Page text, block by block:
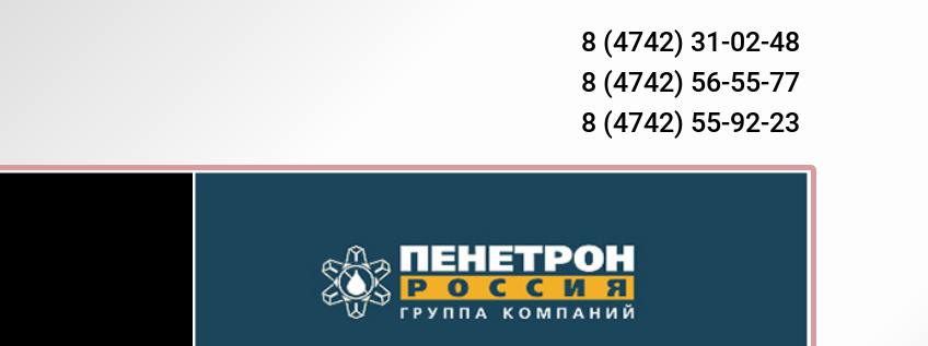
8 (4742) 31-02-48
8 (4742) 56-55-77
8 (4742) 55-92-23